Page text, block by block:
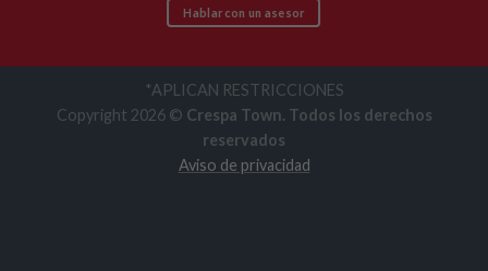
Hablar con un asesor
*APLICAN RESTRICCIONES
Copyright 2026 © Crespa Town. Todos los derechos
reservados
Aviso de privacidad